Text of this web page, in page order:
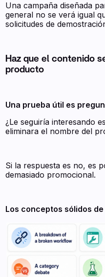
Una campaña diseñada
general no se verá igual
solicitudes de
Haz que el contenido
producto
Una prueba útil es
¿Le seguiría interesando
eliminara el nombre del
Si la respuesta es no, es
demasiado promocional.
Los conceptos sólidos